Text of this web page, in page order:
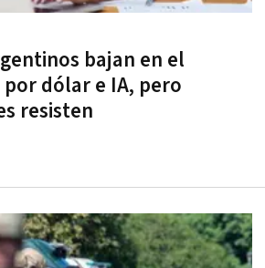
bajan en el
dólar e IA, pero
resisten